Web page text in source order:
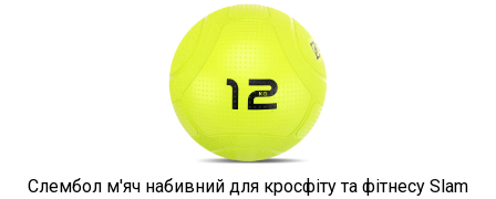
Слембол м'яч набивний для кросфіту та фітнесу Slam